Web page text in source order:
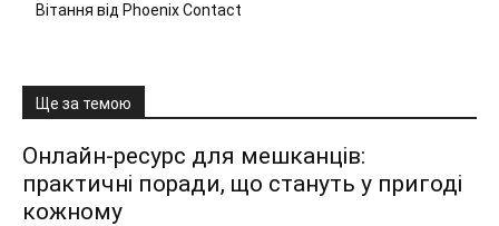
Вітання від Phoenix Contact
Ще за темою
Онлайн-ресурс для мешканців:
практичні поради, що стануть у пригоді
кожному